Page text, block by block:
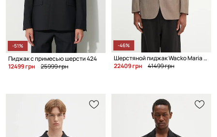
-51%
Пиджак с примесью шерсти 424
12499 грн
25999 грн
-46%
Шерстяной пиджак Wacko Maria SINGLE BREASTED JACKET ( TYPE-3 )
22409 грн
41499 грн